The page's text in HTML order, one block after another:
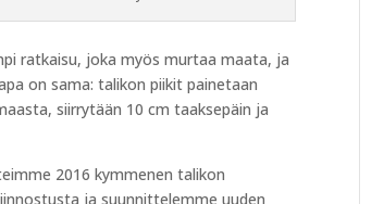
ratkaisu, joka myös murtaa maata, ja
on sama: talikon piikit painetaan
siirrytään 10 cm taaksepäin ja
2016 kymmenen talikon
ja suunnittelemme uuden